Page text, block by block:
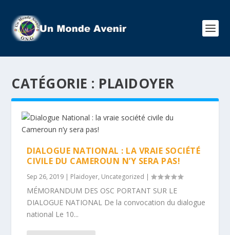
CATÉGORIE : PLAIDOYER
DIALOGUE NATIONAL : LA VRAIE SOCIÉTÉ
CIVILE DU CAMEROUN N’Y SERA PAS!
Sep 26, 2019 | Plaidoyer, Uncategorized |
MÉMORANDUM DES OSC PORTANT SUR LE
DIALOGUE NATIONAL De la convocation du dialogue
national Le 10...